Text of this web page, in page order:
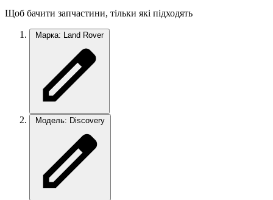
Щоб бачити запчастини, тільки які підходять
Марка: Land Rover
Модель: Discovery